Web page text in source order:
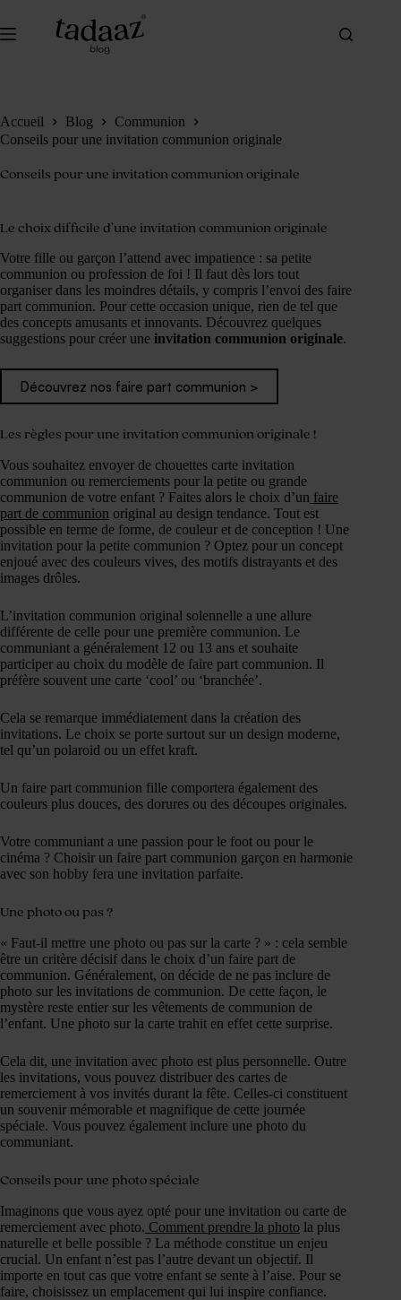
contenu
Accueil Blog
Communion
Conseils pour une invitation communion originale
Conseils pour une invitation communion originale
Le choix difficile d’une invitation communion originale
Votre fille ou garçon l’attend avec impatience : sa petite
communion ou profession de foi ! Il faut dès lors tout
organiser dans les moindres détails, y compris l’envoi des faire
part communion. Pour cette occasion unique, rien de tel que
des concepts amusants et innovants. Découvrez quelques
suggestions pour créer une invitation communion originale.
Découvrez nos faire part communion >
Les règles pour une invitation communion originale !
Vous souhaitez envoyer de chouettes carte invitation
communion ou remerciements pour la petite ou grande
communion de votre enfant ? Faites alors le choix d’un faire
part de communion original au design tendance. Tout est
possible en terme de forme, de couleur et de conception ! Une
invitation pour la petite communion ? Optez pour un concept
enjoué avec des couleurs vives, des motifs distrayants et des
images drôles.
L’invitation communion original solennelle a une allure
différente de celle pour une première communion. Le
communiant a généralement 12 ou 13 ans et souhaite
participer au choix du modèle de faire part communion. Il
préfère souvent une carte ‘cool’ ou ‘branchée’.
Cela se remarque immédiatement dans la création des
invitations. Le choix se porte surtout sur un design moderne,
tel qu’un polaroid ou un effet kraft.
Un faire part communion fille comportera également des
couleurs plus douces, des dorures ou des découpes originales.
Votre communiant a une passion pour le foot ou pour le
cinéma ? Choisir un faire part communion garçon en harmonie
avec son hobby fera une invitation parfaite.
Une photo ou pas ?
« Faut-il mettre une photo ou pas sur la carte ? » : cela semble
être un critère décisif dans le choix d’un faire part de
communion. Généralement, on décide de ne pas inclure de
photo sur les invitations de communion. De cette façon, le
mystère reste entier sur les vêtements de communion de
l’enfant. Une photo sur la carte trahit en effet cette surprise.
Cela dit, une invitation avec photo est plus personnelle. Outre
les invitations, vous pouvez distribuer des cartes de
remerciement à vos invités durant la fête. Celles-ci constituent
un souvenir mémorable et magnifique de cette journée
spéciale. Vous pouvez également inclure une photo du
communiant.
Conseils pour une photo spéciale
Imaginons que vous ayez opté pour une invitation ou carte de
remerciement avec photo. Comment prendre la photo la plus
naturelle et belle possible ? La méthode constitue un enjeu
crucial. Un enfant n’est pas l’autre devant un objectif. Il
importe en tout cas que votre enfant se sente à l’aise. Pour se
faire, choisissez un emplacement qui lui inspire confiance.